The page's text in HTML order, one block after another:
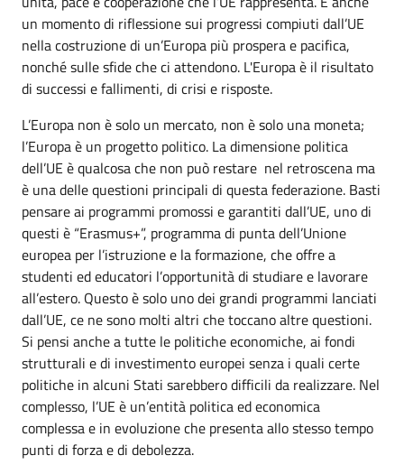
un momento di riflessione sui progressi compiuti dall’UE
nella costruzione di un’Europa più prospera e pacifica,
nonché sulle sfide che ci attendono. L'Europa è il risultato
di successi e fallimenti, di crisi e risposte.
L’Europa non è solo un mercato, non è solo una moneta;
l’Europa è un progetto politico. La dimensione politica
dell’UE è qualcosa che non può restare nel retroscena ma
è una delle questioni principali di questa federazione. Basti
pensare ai programmi promossi e garantiti dall’UE, uno di
questi è “Erasmus+”, programma di punta dell’Unione
europea per l’istruzione e la formazione, che offre a
studenti ed educatori l’opportunità di studiare e lavorare
all’estero. Questo è solo uno dei grandi programmi lanciati
dall’UE, ce ne sono molti altri che toccano altre questioni.
Si pensi anche a tutte le politiche economiche, ai fondi
strutturali e di investimento europei senza i quali certe
politiche in alcuni Stati sarebbero difficili da realizzare. Nel
complesso, l’UE è un’entità politica ed economica
complessa e in evoluzione che presenta allo stesso tempo
punti di forza e di debolezza.